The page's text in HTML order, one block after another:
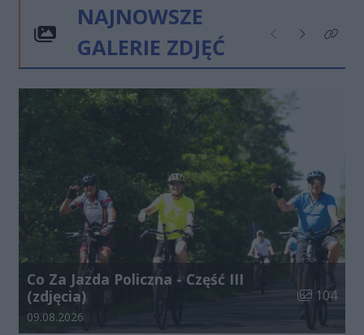
NAJNOWSZE
GALERIE ZDJĘĆ
Poprzednie
NastępneKliknij
Co Za Jazda Policzna - Część III
(zdjęcia)
Liczba
104
Data dodania galerii:
09.08.2026